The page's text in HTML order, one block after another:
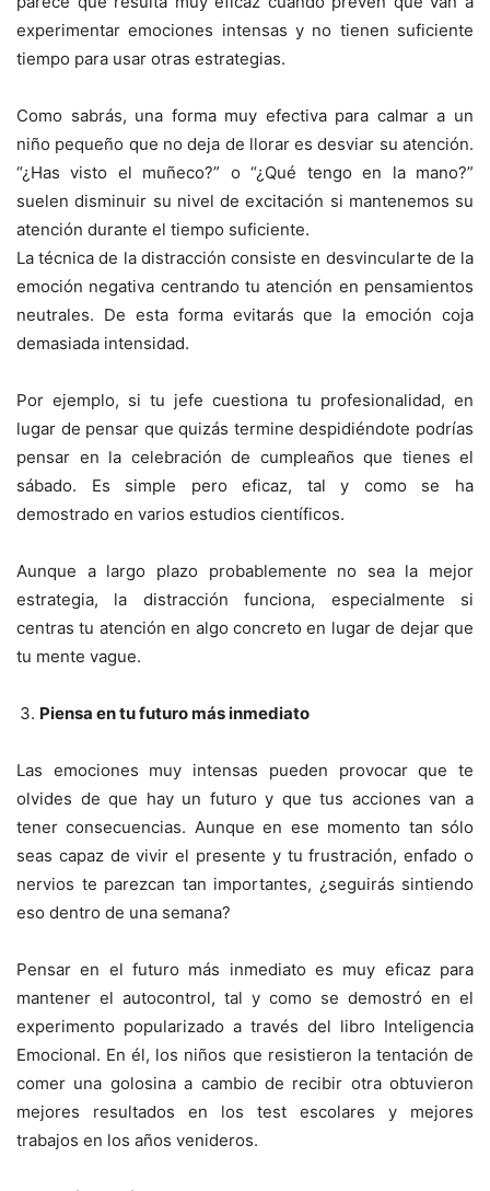
experimentar emociones intensas y no tienen suficiente
tiempo para usar otras estrategias.
Como sabrás, una forma muy efectiva para calmar a un
niño pequeño que no deja de llorar es desviar su atención.
“¿Has visto el muñeco?” o “¿Qué tengo en la mano?”
suelen disminuir su nivel de excitación si mantenemos su
atención durante el tiempo suficiente.
La técnica de la distracción consiste en desvincularte de la
emoción negativa centrando tu atención en pensamientos
neutrales. De esta forma evitarás que la emoción coja
demasiada intensidad.
Por ejemplo, si tu jefe cuestiona tu profesionalidad, en
lugar de pensar que quizás termine despidiéndote podrías
pensar en la celebración de cumpleaños que tienes el
sábado. Es simple pero eficaz, tal y como se ha
demostrado en varios estudios científicos.
Aunque a largo plazo probablemente no sea la mejor
estrategia, la distracción funciona, especialmente si
centras tu atención en algo concreto en lugar de dejar que
tu mente vague.
Piensa en tu futuro más inmediato
Las emociones muy intensas pueden provocar que te
olvides de que hay un futuro y que tus acciones van a
tener consecuencias. Aunque en ese momento tan sólo
seas capaz de vivir el presente y tu frustración, enfado o
nervios te parezcan tan importantes, ¿seguirás sintiendo
eso dentro de una semana?
Pensar en el futuro más inmediato es muy eficaz para
mantener el autocontrol, tal y como se demostró en el
experimento popularizado a través del libro Inteligencia
Emocional. En él, los niños que resistieron la tentación de
comer una golosina a cambio de recibir otra obtuvieron
mejores resultados en los test escolares y mejores
trabajos en los años venideros.